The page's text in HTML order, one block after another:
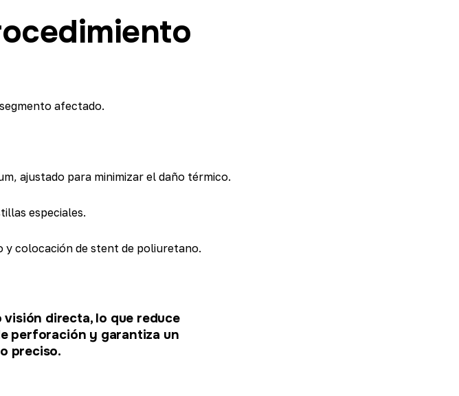
afectado.
ajustado para minimizar el daño térmico.
especiales.
y colocación de stent de poliuretano.
visión directa, lo que reduce
perforación y garantiza un
preciso.